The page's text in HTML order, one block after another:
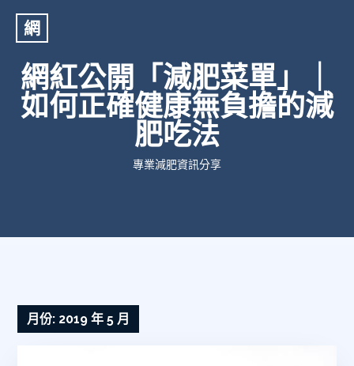
網
網紅公開「減肥菜單」｜
如何正確健康無負擔的減
肥吃法
專業減肥資訊分享
月份: 2019 年 5 月